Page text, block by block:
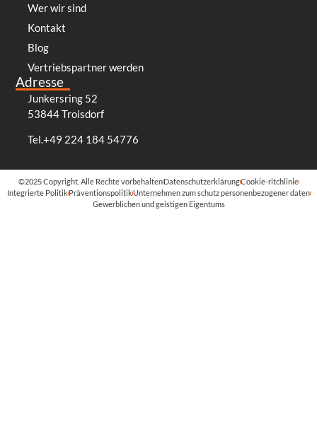
Wer wir sind
Kontakt
Blog
Vertriebspartner werden
Adresse
Junkersring 52
53844 Troisdorf
Tel.+49 224 184 54776
©2025 Copyright. Alle Rechte vorbehaltenDatenschutzerklärungCookie-ritchlinie
Integrierte PolitikPräventionspolitikUnternehmen zum schutz personenbezogener daten
Gewerblichen und geistigen Eigentums